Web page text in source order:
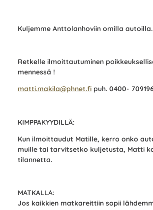
Kuljemme Anttolanhoviin omilla autoilla.
Retkelle ilmoittautuminen
mennessä !
matti.makila@phnet.fipuh. 0400-
KIMPPAKYYDILLÄ:
Kun ilmoittaudut Matille, kerro onko
muille tai tarvitsetko kuljetusta, Matti
tilannetta.
MATKALLA:
Jos kaikkien matkareittiin sopii